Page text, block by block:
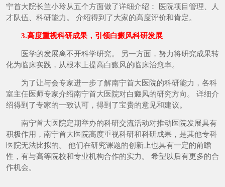
宁首大院长兰小玲从五个方面做了详细介绍： 医院项目管理、人
才队伍、科研能力。 介绍得到了大家的高度评价和肯定。
3.高度重视科研成果，引领白癜风科研发展
医学的发展离不开科学研究。 另一方面，努力将研究成果转
化为临床实践，从根本上提高白癜风的临床治愈率。
为了让与会专家进一步了解南宁首大医院的科研能力，各科
室主任医师专家介绍南宁首大医院对白癜风的研究方向。 详细介
绍得到了专家的一致认可，得到了宝贵的意见和建议。
南宁首大医院定期举办的科研交流活动对推动医院发展具有
积极作用，南宁首大医院高度重视科研和科研成果，是其他专科
医院无法比拟的。 他们在研究课题的创新上也具有一定的前瞻
性，有与高等院校和专业机构合作的实力。 希望以后有更多的合
作机会。